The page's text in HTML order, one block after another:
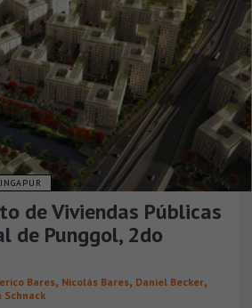
de Viviendas Públicas
de Punggol, 2do
Bares, Nicolás Bares, Daniel Becker,
Schnack